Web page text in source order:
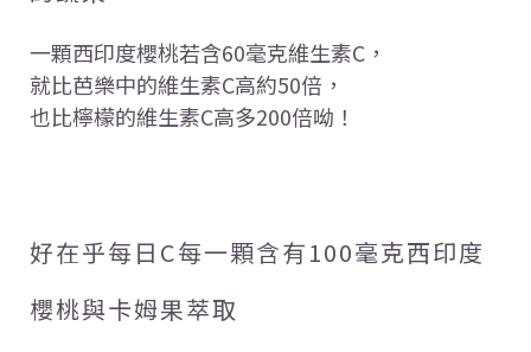
一顆西印度櫻桃若含60毫克維生素C，
就比芭樂中的維生素C高約50倍，
也比檸檬的維生素C高多200倍呦！
好在乎每日C每一顆含有100毫克西印度
櫻桃與卡姆果萃取